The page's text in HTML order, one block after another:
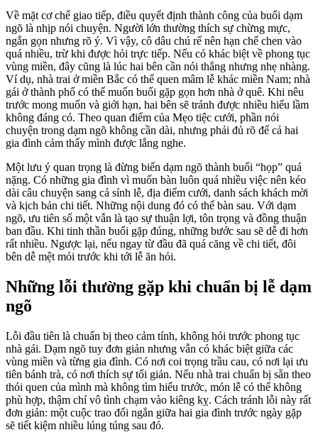
Về mặt cơ chế giao tiếp, điều quyết định thành công của buổi dạm
ngõ là nhịp nói chuyện. Người lớn thường thích sự chừng mực,
ngắn gọn nhưng rõ ý. Vì vậy, cô dâu chú rể nên hạn chế chen vào
quá nhiều, trừ khi được hỏi trực tiếp. Nếu có khác biệt về phong tục
vùng miền, đây cũng là lúc hai bên cần nói thẳng nhưng nhẹ nhàng.
Ví dụ, nhà trai ở miền Bắc có thể quen mâm lễ khác miền Nam; nhà
gái ở thành phố có thể muốn buổi gặp gọn hơn nhà ở quê. Khi nêu
trước mong muốn và giới hạn, hai bên sẽ tránh được nhiều hiểu lầm
không đáng có. Theo quan điểm của Mẹo tiệc cưới, phần nói
chuyện trong dạm ngõ không cần dài, nhưng phải đủ rõ để cả hai
gia đình cảm thấy mình được lắng nghe.
Một lưu ý quan trọng là đừng biến dạm ngõ thành buổi “họp” quá
nặng. Có những gia đình vì muốn bàn luôn quá nhiều việc nên kéo
dài câu chuyện sang cả sính lễ, địa điểm cưới, danh sách khách mời
và kịch bản chi tiết. Những nội dung đó có thể bàn sau. Với dạm
ngõ, ưu tiên số một vẫn là tạo sự thuận lợi, tôn trọng và đồng thuận
ban đầu. Khi tinh thần buổi gặp đúng, những bước sau sẽ dễ đi hơn
rất nhiều. Ngược lại, nếu ngay từ đầu đã quá căng về chi tiết, đôi
bên dễ mệt mỏi trước khi tới lễ ăn hỏi.
Những lỗi thường gặp khi chuẩn bị lễ dạm
ngõ
Lỗi đầu tiên là chuẩn bị theo cảm tính, không hỏi trước phong tục
nhà gái. Dạm ngõ tuy đơn giản nhưng vẫn có khác biệt giữa các
vùng miền và từng gia đình. Có nơi coi trọng trầu cau, có nơi lại ưu
tiên bánh trà, có nơi thích sự tối giản. Nếu nhà trai chuẩn bị sẵn theo
thói quen của mình mà không tìm hiểu trước, món lễ có thể không
phù hợp, thậm chí vô tình chạm vào kiêng kỵ. Cách tránh lỗi này rất
đơn giản: một cuộc trao đổi ngắn giữa hai gia đình trước ngày gặp
sẽ tiết kiệm nhiều lúng túng sau đó.